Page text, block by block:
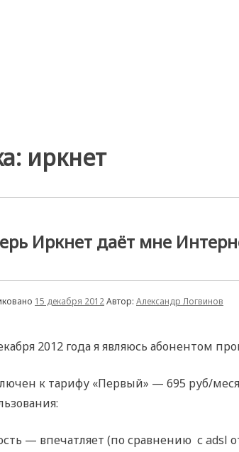
иркнет
Иркнет даёт мне
15 декабря 2012Автор: Александр Логвинов
2012 года я являюсь абонентом
к тарифу «Первый» — 695 руб/
— впечатляет (по сравнению с adsl